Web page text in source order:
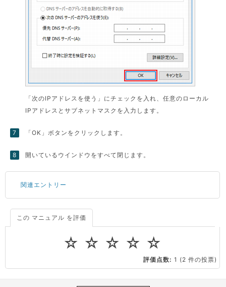
「次のIPアドレスを使う」にチェックを入れ、任意のローカル
IPアドレスとサブネットマスクを入力します。
「OK」ボタンをクリックします。
開いているウインドウをすべて閉じます。
関連エントリー
ドメインの種類と取得手順
PuTTY のインストール方法
この マニュアル を評価
☆
☆
☆
☆
☆
評価点数: 1 (2 件の投票)